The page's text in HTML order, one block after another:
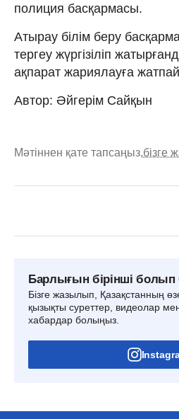
полиция басқармасы.
Атырау білім беру
тергеу жүргізіліп
ақпарат жариялауға
Автор: Әйгерім Сайқын
Мәтіннен қате тапсаңыз,бізге
Барлығын бірінші
Бізге жазылып, Қазақстанның
қызықты суреттер, видеолар
хабардар болыңыз.